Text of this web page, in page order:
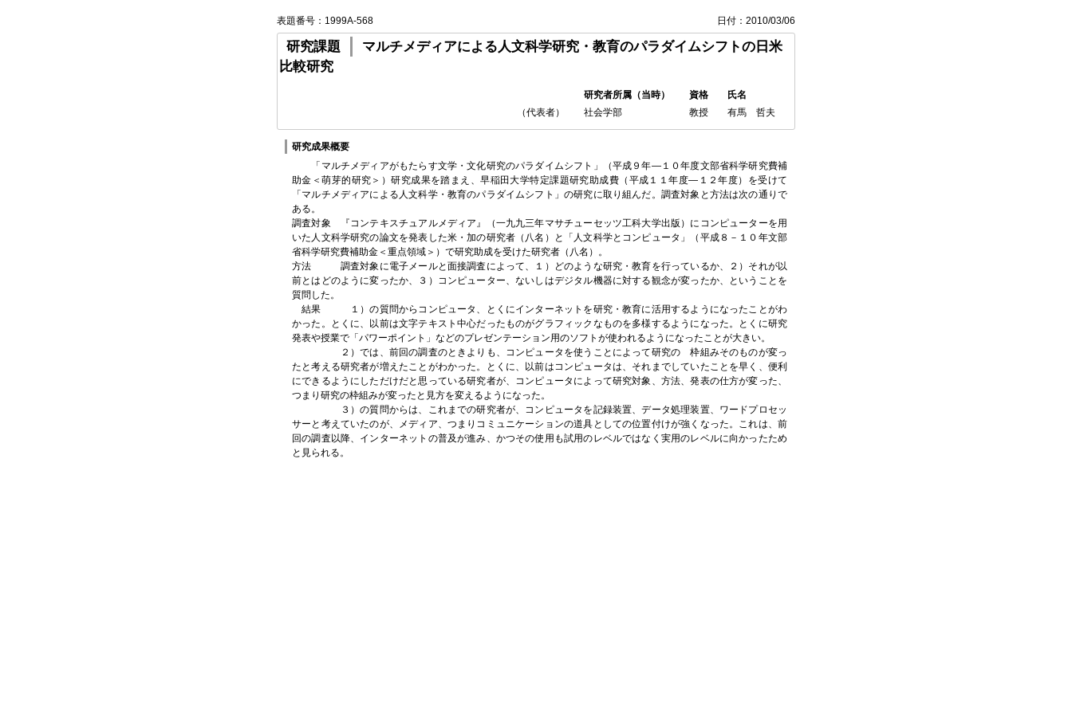
表題番号：1999A-568 日付：2010/03/06
研究課題
マルチメディアによる人文科学研究・教育のパラダイムシフトの日米
比較研究
研究者所属（当時） 資格
氏名
（代表者）
社会学部 教授 有馬 哲夫
研究成果概要
「マルチメディアがもたらす文学・文化研究のパラダイムシフト」（平成９年―１０年度文部省科学研究費補
助金＜萌芽的研究＞）研究成果を踏まえ、早稲田大学特定課題研究助成費（平成１１年度―１２年度）を受けて
「マルチメディアによる人文科学・教育のパラダイムシフト」の研究に取り組んだ。調査対象と方法は次の通りで
ある。
調査対象 『コンテキスチュアルメディア』（一九九三年マサチューセッツ工科大学出版）にコンピューターを用
いた人文科学研究の論文を発表した米・加の研究者（八名）と「人文科学とコンピュータ」（平成８－１０年文部
省科学研究費補助金＜重点領域＞）で研究助成を受けた研究者（八名）。
方法 調査対象に電子メールと面接調査によって、１）どのような研究・教育を行っているか、２）それが以
前とはどのように変ったか、３）コンピューター、ないしはデジタル機器に対する観念が変ったか、ということを
質問した。
結果 １）の質問からコンピュータ、とくにインターネットを研究・教育に活用するようになったことがわ
かった。とくに、以前は文字テキスト中心だったものがグラフィックなものを多様するようになった。とくに研究
発表や授業で「パワーポイント」などのプレゼンテーション用のソフトが使われるようになったことが大きい。
２）では、前回の調査のときよりも、コンピュータを使うことによって研究の 枠組みそのものが変っ
たと考える研究者が増えたことがわかった。とくに、以前はコンピュータは、それまでしていたことを早く、便利
にできるようにしただけだと思っている研究者が、コンピュータによって研究対象、方法、発表の仕方が変った、
つまり研究の枠組みが変ったと見方を変えるようになった。
３）の質問からは、これまでの研究者が、コンピュータを記録装置、データ処理装置、ワードプロセッ
サーと考えていたのが、メディア、つまりコミュニケーションの道具としての位置付けが強くなった。これは、前
回の調査以降、インターネットの普及が進み、かつその使用も試用のレベルではなく実用のレベルに向かったため
と見られる。